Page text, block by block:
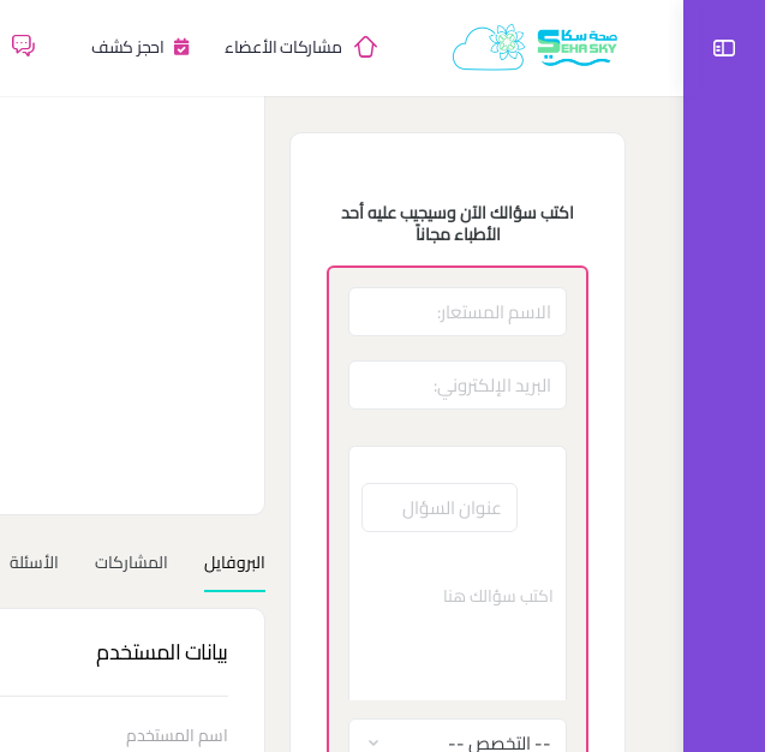
مشاركات الأعضاء احجز كشف
البروفايل المشاركات الأسئلة
بيانات المستخدم
اسم المستخدم
اكتب سؤالك الآن وسيجيب عليه أحد
الأطباء مجاناً